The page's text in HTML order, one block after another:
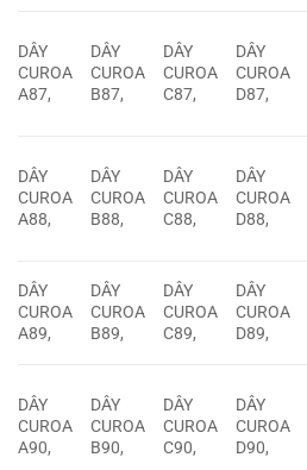
DÂY
CUROA
A87,
DÂY
CUROA
B87,
DÂY
CUROA
C87,
DÂY
CUROA
D87,
DÂY
CUROA
A88,
DÂY
CUROA
B88,
DÂY
CUROA
C88,
DÂY
CUROA
D88,
DÂY
CUROA
A89,
DÂY
CUROA
B89,
DÂY
CUROA
C89,
DÂY
CUROA
D89,
DÂY
CUROA
A90,
DÂY
CUROA
B90,
DÂY
CUROA
C90,
DÂY
CUROA
D90,